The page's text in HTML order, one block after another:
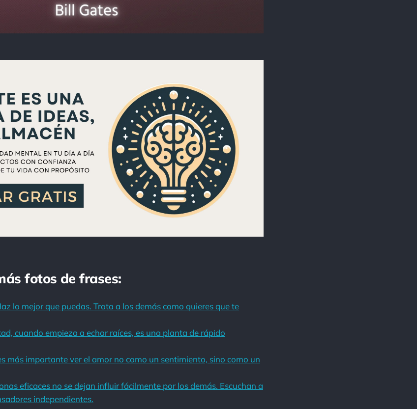
fotos de frases:
lo mejor que puedas. Trata a los demás como quieres que te
cuando empieza a echar raíces, es una planta de rápido
más importante ver el amor no como un sentimiento, sino como un
eficaces no se dejan influir fácilmente por los demás. Escuchan a
independientes.